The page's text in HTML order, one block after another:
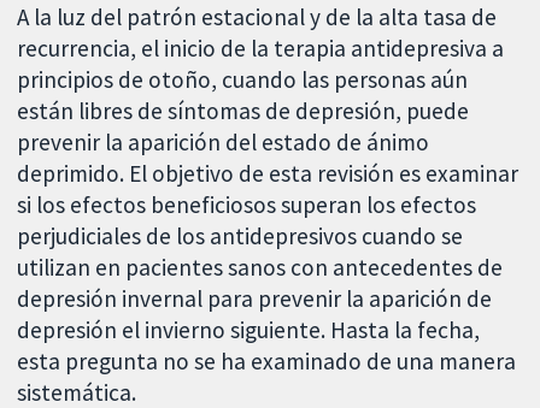
A la luz del patrón estacional y de la alta tasa de
recurrencia, el inicio de la terapia antidepresiva a
principios de otoño, cuando las personas aún
están libres de síntomas de depresión, puede
prevenir la aparición del estado de ánimo
deprimido. El objetivo de esta revisión es examinar
si los efectos beneficiosos superan los efectos
perjudiciales de los antidepresivos cuando se
utilizan en pacientes sanos con antecedentes de
depresión invernal para prevenir la aparición de
depresión el invierno siguiente. Hasta la fecha,
esta pregunta no se ha examinado de una manera
sistemática.